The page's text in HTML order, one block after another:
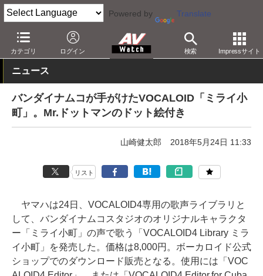
Powered by Translate
カテゴリ ログイン 検索 Impressサイト
AV Watch 製品 音楽制作
ニュース
バンダイナムコが手がけたVOCALOID「ミライ小
町」。Mr.ドットマンのドット絵付き
山崎健太郎 2018年5月24日 11:33
リスト
ヤマハは24日、VOCALOID4専用の歌声ライブラリと
して、バンダイナムコスタジオのオリジナルキャラクタ
ー「ミライ小町」の声で歌う「VOCALOID4 Library ミラ
イ小町」を発売した。価格は8,000円。ボーカロイド公式
ショップでのダウンロード販売となる。使用には「VOC